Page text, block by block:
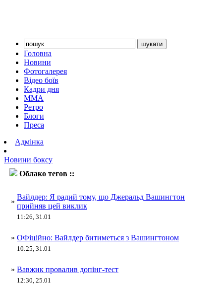
Головна
Новини
Фотогалерея
Відео боїв
Кадри дня
ММА
Ретро
Блоги
Преса
Адмінка
Новини боксу
Облако тегов ::
»
Вайлдер: Я радий тому, що Джеральд Вашингтон
прийняв цей виклик
11:26, 31.01
» ОФіційно: Вайлдер битиметься з Вашингтоном
10:25, 31.01
» Вавжик провалив допінг-тест
12:30, 25.01